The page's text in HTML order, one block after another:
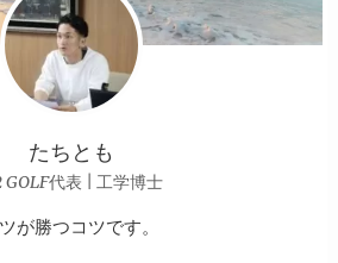
たちとも
GOLF代表 | 工学博士
が勝つコツです。